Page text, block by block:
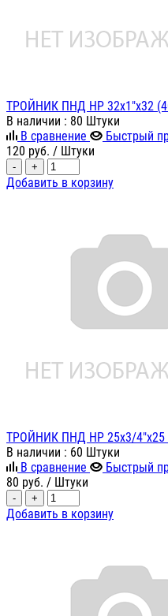
ТРОЙНИК ПНД НР 32х1"х32
В наличии : 80 Штуки
В сравнение
Быстрый
120 руб. / Штуки
- +
Добавить в корзину
ТРОЙНИК ПНД НР 25х3/4"х25
В наличии : 60 Штуки
В сравнение
Быстрый
80 руб. / Штуки
- +
Добавить в корзину